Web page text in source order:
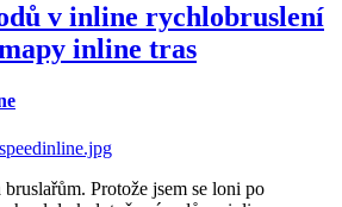
v inline rychlobruslení
inline tras
Protože jsem se loni po